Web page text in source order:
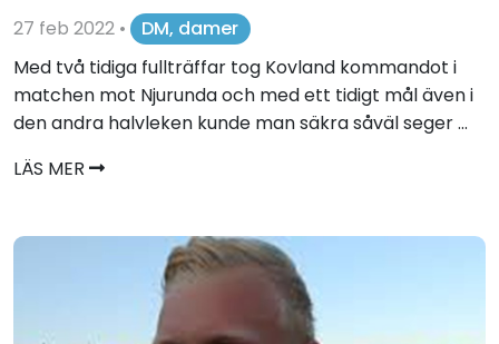
27 feb 2022 •
DM, damer
Med två tidiga fullträffar tog Kovland kommandot i
matchen mot Njurunda och med ett tidigt mål även i
den andra halvleken kunde man säkra såväl seger ...
LÄS MER